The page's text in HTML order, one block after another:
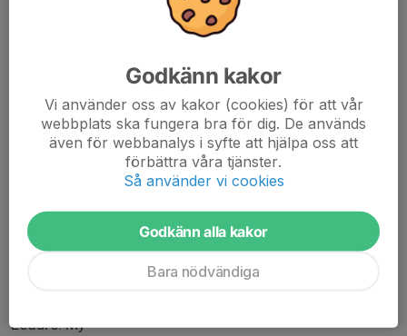
i länkat träningsprogram nedan)
Ta med: pannlampa, skor för skog.
Övning 2
------------
Backintervaller med eller utan stavar på elljusspåret.
Träningen passar alla då längden på intervallerna och
pauserna.
En variant är att springa utan stavar tills benen inte
längre klarar av att transportera bort mjölksyran, och
sedan gå över till stavgång och ta hjälp av armarna.
Ledare: My
Godkänn kakor
Vi använder oss av kakor (cookies) för att vår
webbplats ska fungera bra för dig. De används
även för webbanalys i syfte att hjälpa oss att
förbättra våra tjänster.
Så använder vi cookies
Godkänn alla kakor
Bara nödvändiga